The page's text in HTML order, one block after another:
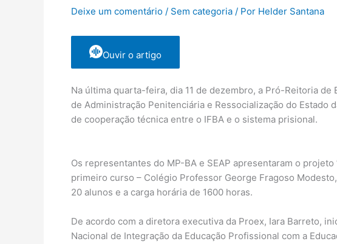
Deixe um comentário / Sem categoria / Por Helder Santana
Ouvir o artigo
Na última quarta-feira, dia 11 de dezembro, a Pró-Reitoria
de Administração Penitenciária e Ressocialização do
de cooperação técnica entre o IFBA e o sistema prisional.
Os representantes do MP-BA e SEAP apresentaram o
primeiro curso – Colégio Professor George Fragoso
20 alunos e a carga horária de 1600 horas.
De acordo com a diretora executiva da Proex, Iara Barreto,
Nacional de Integração da Educação Profissional com a